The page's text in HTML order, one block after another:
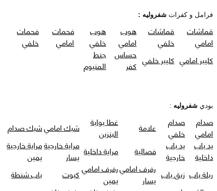
فرامل و كفرات شفروليه :
قماشات
امامي
قماشات
خلفي
هوب
امامي
هوب
خلفي
فحمات
امامي
فحمات
خلفي
كليبر امامي كليبر خلفي حساس
كفر
جنط
المنيوم
بودي شفروليه :
صدام
امامي
صدام
خلفي
علامة
غطا بوابة
البنزين
شبك اماميشبك صدام
يد باب
داخلية
يد باب
خارجية
فصالية مراية داخلية مراية خارجية
يسار
مراية خارجية
يمين
ربلة باب زيق باب رفرف امامي
يسار
رفرف امامي
يمين
كبوت
باب شنطة